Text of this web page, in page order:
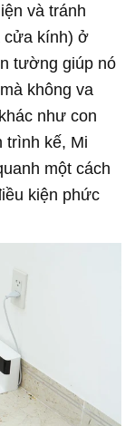
và tránh
cửa kính) ở
tường giúp nó
không va
như con
trình kế, Mi
một cách
kiện phức